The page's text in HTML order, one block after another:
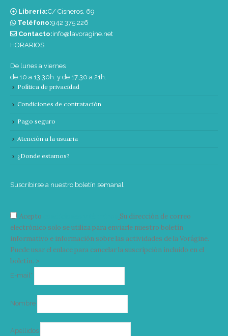
Librería:C/ Cisneros, 69
Teléfono:‭942 375 226‬
Contacto:info@lavoragine.net
HORARIOS
De lunes a viernes
de 10 a 13:30h. y de 17:30 a 21h.
Política de privacidad
Condiciones de contratación
Pago seguro
Atención a la usuaria
¿Donde estamos?
Suscribirse a nuestro boletín semanal
Acepto
Su dirección de correo
electrónico solo se utiliza para enviarle nuestro boletín
informativo e información sobre las actividades de la Vorágine.
Puede usar el enlace para cancelar la suscripción incluido en el
boletín. >
E-mail*
Nombre
Apellidos